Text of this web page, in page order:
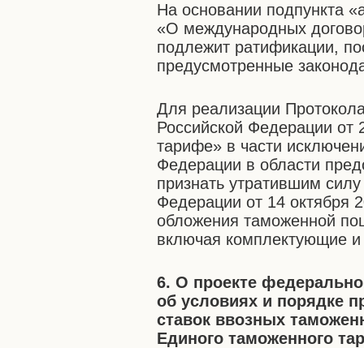
На основании подпункта
«О международных
подлежит ратификации,
предусмотренные
Для реализации
Российской Федерации
тарифе» в части
Федерации в области
признать утратившим
Федерации от 14 октября
обложения таможенной
включая комплектующие
6. О проекте
об условиях и порядке
ставок ввозных
Единого таможенного